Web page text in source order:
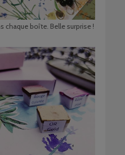
chaque boîte. Belle surprise !